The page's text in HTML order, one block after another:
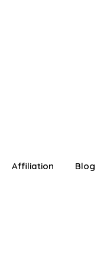
Affiliation Blog